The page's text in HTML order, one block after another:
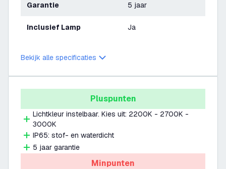
Garantie 5 jaar
Inclusief Lamp Ja
Bekijk alle specificaties
Pluspunten
Lichtkleur instelbaar. Kies uit: 2200K - 2700K -
3000K
IP65: stof- en waterdicht
5 jaar garantie
Minpunten